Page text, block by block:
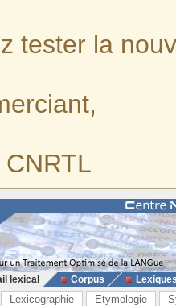
tester la
lexical Corpus
Lexicographie Etymologie